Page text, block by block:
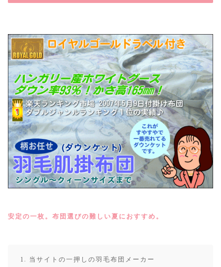
安定の一枚。布団選びの難しい夏におすすめ。
当サイトの一押しの羽毛布団メーカー